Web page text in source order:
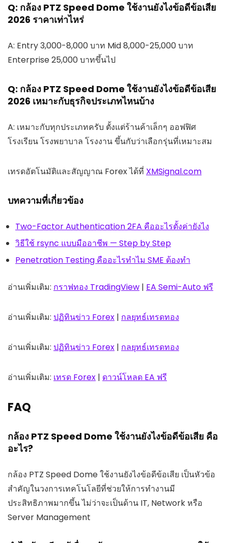
Q: กล้อง PTZ Speed Dome ใช้งานยังไงข้อดีข้อเสีย
2026 ราคาเท่าไหร่
A: Entry 3,000-8,000 บาท Mid 8,000-25,000 บาท
Enterprise 25,000 บาทขึ้นไป
Q: กล้อง PTZ Speed Dome ใช้งานยังไงข้อดีข้อเสีย
2026 เหมาะกับธุรกิจประเภทไหนบ้าง
A: เหมาะกับทุกประเภทครับ ตั้งแต่ร้านค้าเล็กๆ ออฟฟิศ
โรงเรียน โรงพยาบาล โรงงาน ขึ้นกับว่าเลือกรุ่นที่เหมาะสม
เทรดอัตโนมัติและสัญญาณ Forex ได้ที่ XMSignal.com
บทความที่เกี่ยวข้อง
Two-Factor Authentication 2FA คืออะไรตั้งค่ายังไง
วิธีใช้ rsync แบบมืออาชีพ — Step by Step
Penetration Testing คืออะไรทำไม SME ต้องทำ
อ่านเพิ่มเติม: กราฟทอง TradingView | EA Semi-Auto ฟรี
อ่านเพิ่มเติม: ปฏิทินข่าว Forex | กลยุทธ์เทรดทอง
อ่านเพิ่มเติม: ปฏิทินข่าว Forex | กลยุทธ์เทรดทอง
อ่านเพิ่มเติม: เทรด Forex | ดาวน์โหลด EA ฟรี
FAQ
กล้อง PTZ Speed Dome ใช้งานยังไงข้อดีข้อเสีย คือ
อะไร?
กล้อง PTZ Speed Dome ใช้งานยังไงข้อดีข้อเสีย เป็นหัวข้อ
สำคัญในวงการเทคโนโลยีที่ช่วยให้การทำงานมี
ประสิทธิภาพมากขึ้น ไม่ว่าจะเป็นด้าน IT, Network หรือ
Server Management